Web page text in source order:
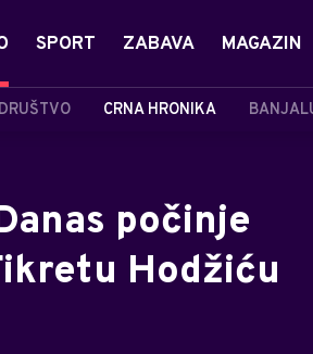
DRUŠTVO CRNA HRONIKA
SPORT ZABAVA MAGAZIN
počinje
Hodžiću